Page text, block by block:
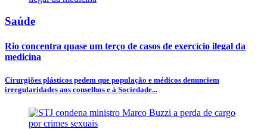
Saúde
Rio concentra quase um terço de casos de exercício ilegal da
medicina
Cirurgiões plásticos pedem que população e médicos denunciem
irregularidades aos conselhos e à Sociedade...